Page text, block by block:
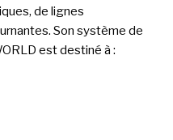
de lignes
Son système de
est destiné à :